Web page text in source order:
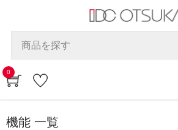
0
機能 一覧